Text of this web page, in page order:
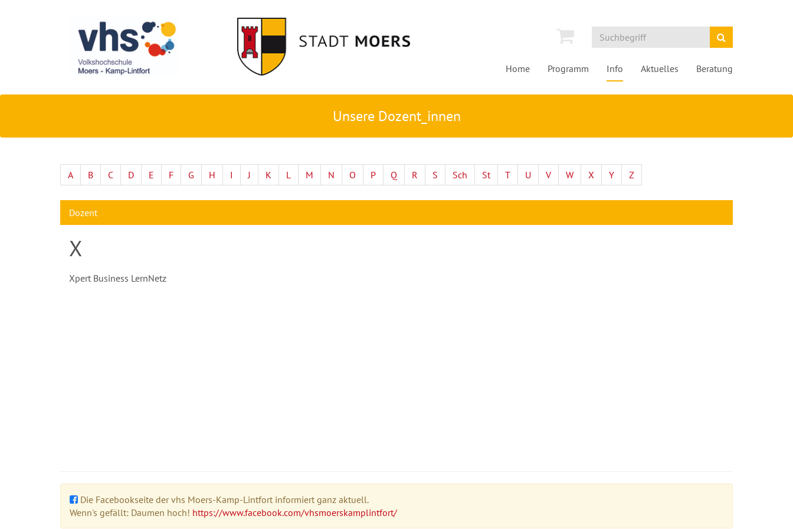
Home Programm Info Aktuelles Beratung
Unsere Dozent_innen
A B C D E F G H I J K L M N O P Q R S Sch St T U V W X Y Z
Dozent
X
Xpert Business LernNetz
Die Facebookseite der vhs Moers-Kamp-Lintfort informiert ganz aktuell.
Wenn's gefällt: Daumen hoch! https://www.facebook.com/vhsmoerskamplintfort/